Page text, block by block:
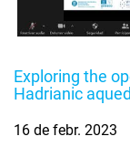
Exploring the
Hadrianic
16 de febr. 2023